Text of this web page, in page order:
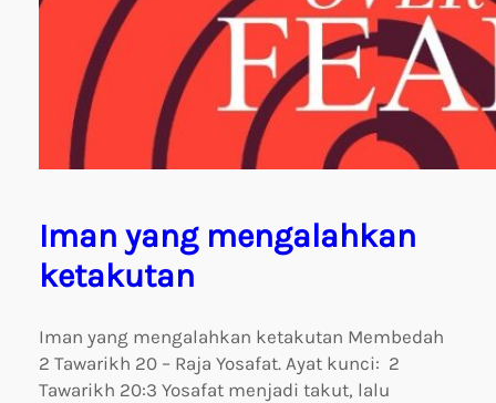
Iman yang mengalahkan
ketakutan
Iman yang mengalahkan ketakutan Membedah
2 Tawarikh 20 – Raja Yosafat. Ayat kunci: 2
Tawarikh 20:3 Yosafat menjadi takut, lalu